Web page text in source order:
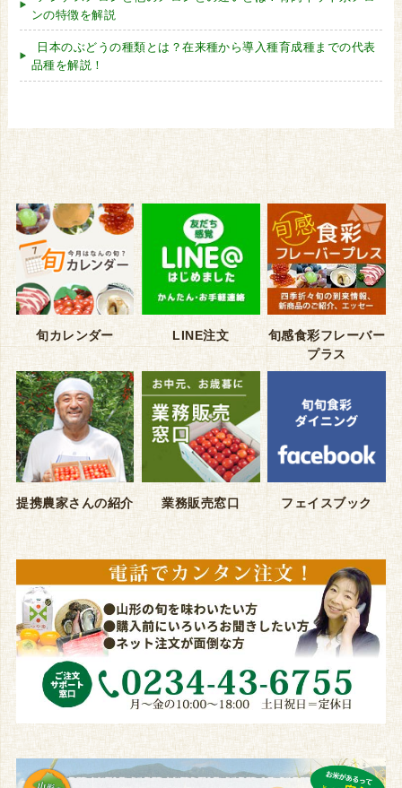
ンの特徴を解説
日本のぶどうの種類とは？在来種から導入種育成種までの代表
品種を解説！
旬カレンダー LINE注文
旬感食彩フレーバー
プラス
提携農家さんの紹介 業務販売窓口 フェイスブック